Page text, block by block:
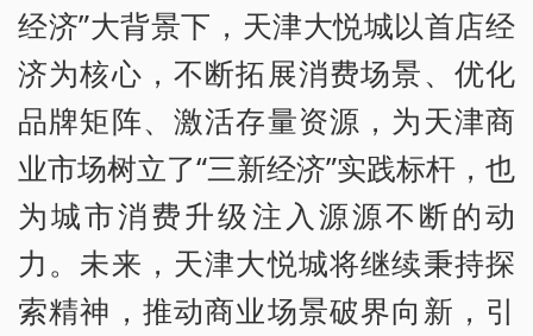
经济”大背景下，天津大悦城以首店经
济为核心，不断拓展消费场景、优化
品牌矩阵、激活存量资源，为天津商
业市场树立了“三新经济”实践标杆，也
为城市消费升级注入源源不断的动
力。未来，天津大悦城将继续秉持探
索精神，推动商业场景破界向新，引